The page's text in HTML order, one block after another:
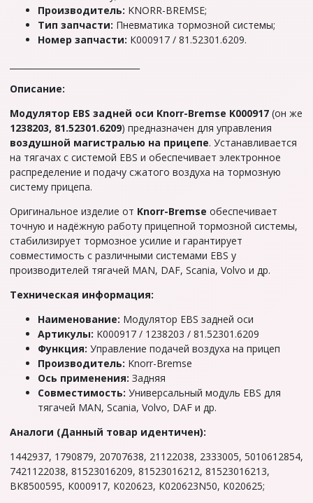
Производитель: KNORR-BREMSE;
Тип запчасти: Пневматика тормозной системы;
Номер запчасти: К000917 / 81.52301.6209.
Описание:
Модулятор EBS задней оси Knorr-Bremse K000917 (он же
1238203, 81.52301.6209) предназначен для управления
воздушной магистралью на прицепе. Устанавливается
на тягачах с системой EBS и обеспечивает электронное
распределение и подачу сжатого воздуха на тормозную
систему прицепа.
Оригинальное изделие от Knorr-Bremse обеспечивает
точную и надёжную работу прицепной тормозной системы,
стабилизирует тормозное усилие и гарантирует
совместимость с различными системами EBS у
производителей тягачей MAN, DAF, Scania, Volvo и др.
Техническая информация:
Наименование: Модулятор EBS задней оси
Артикулы: K000917 / 1238203 / 81.52301.6209
Функция: Управление подачей воздуха на прицеп
Производитель: Knorr-Bremse
Ось применения: Задняя
Совместимость: Универсальный модуль EBS для
тягачей MAN, Scania, Volvo, DAF и др.
Аналоги (Данный товар идентичен):
1442937, 1790879, 20707638, 21122038, 2333005, 5010612854,
7421122038, 81523016209, 81523016212, 81523016213,
ВК8500595, К000917, К020623, К020623N50, К020625;